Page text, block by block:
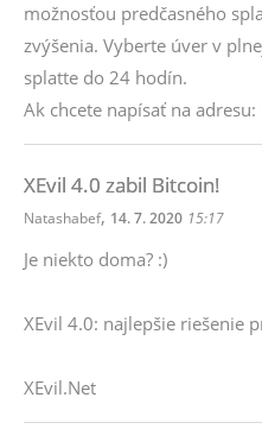
možnosťou predčasného
zvýšenia. Vyberte úver v
splatte do 24 hodín.
Ak chcete napísať na
XEvil 4.0 zabil Bitcoin!
Natashabef, 14. 7. 2020 15:17
Je niekto doma? :)
XEvil 4.0: najlepšie riešenie
XEvil.Net